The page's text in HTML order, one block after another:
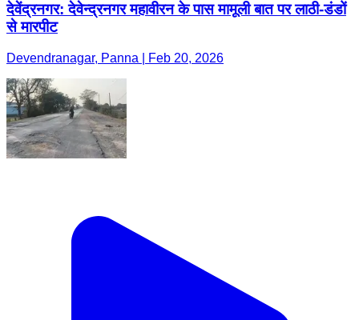
देवेंद्रनगर: देवेन्द्रनगर महावीरन के पास मामूली बात पर लाठी-डंडों
से मारपीट
Devendranagar, Panna | Feb 20, 2026